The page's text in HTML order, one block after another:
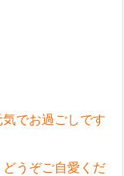
でお過ごしです
うぞご自愛くだ